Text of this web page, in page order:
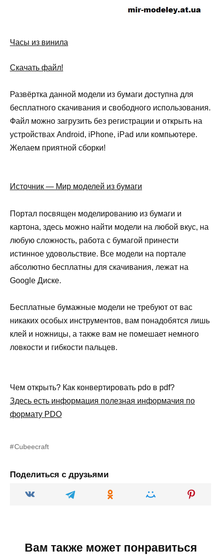
Часы из винила
Скачать файл!
Развёртка данной модели из бумаги доступна для
бесплатного скачивания и свободного использования.
Файл можно загрузить без регистрации и открыть на
устройствах Android, iPhone, iPad или компьютере.
Желаем приятной сборки!
Источник — Мир моделей из бумаги
Портал посвящен моделированию из бумаги и
картона, здесь можно найти модели на любой вкус, на
любую сложность, работа с бумагой принести
истинное удовольствие. Все модели на портале
абсолютно бесплатны для скачивания, лежат на
Google Диске.
Бесплатные бумажные модели не требуют от вас
никаких особых инструментов, вам понадобятся лишь
клей и ножницы, а также вам не помешает немного
ловкости и гибкости пальцев.
Чем открыть? Как конвертировать pdo в pdf?
Здесь есть информация полезная информачия по
формату PDO
Cubeecraft
Поделиться с друзьями
Вам также может понравиться